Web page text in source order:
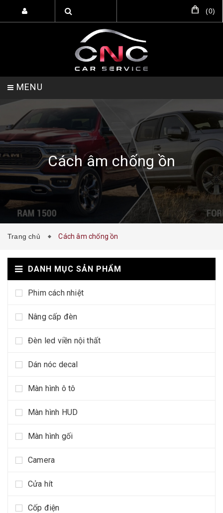
(0)
MENU
TRANG CHỦ DỊCH VỤ SẢN PHẨM
HỖ TRỢ SETUP GARA LIÊN HỆ
Cách âm chống ồn
Trang chủ Cách âm chống ồn
DANH MỤC SẢN PHẨM
Phim cách nhiệt
Nâng cấp đèn
Đèn led viền nội thất
Dán nóc decal
Màn hình ô tô
Màn hình HUD
Màn hình gối
Camera
Cửa hít
Cốp điện